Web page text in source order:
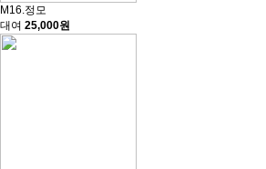
M16.정모
대여 25,000원